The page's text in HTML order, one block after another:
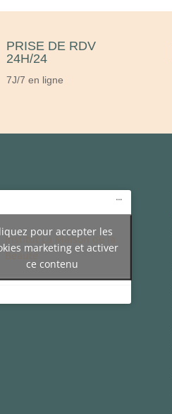
PRISE DE RDV
24H/24
7J/7 en ligne
Institut La Maison de la
Beauté
pour accepter les
marketing et activer
ce contenu